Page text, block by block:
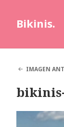
Bikinis.
IMAGEN